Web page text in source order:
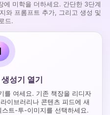
에 미학을 더하세요. 간단한 3단계
와 프롬프트 추가, 그리고 생성 및
드.
성기 열기
를 여세요. 기존 책장을 리디자
이브러리나 콘텐츠 피드에 새
트-투-이미지를 선택하세요.